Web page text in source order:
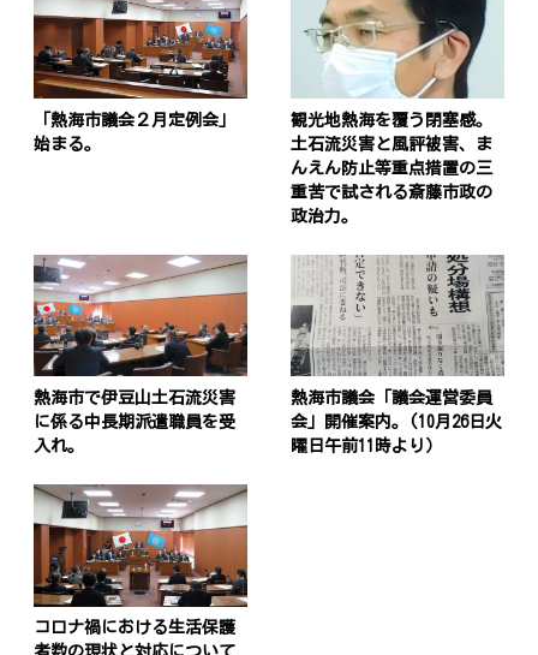
「熱海市議会２月定例会」
始まる。
観光地熱海を覆う閉塞感。
土石流災害と風評被害、ま
んえん防止等重点措置の三
重苦で試される斎藤市政の
政治力。
熱海市で伊豆山土石流災害
に係る中長期派遣職員を受
入れ。
熱海市議会「議会運営委員
会」開催案内。(10月26日火
曜日午前11時より）
コロナ禍における生活保護